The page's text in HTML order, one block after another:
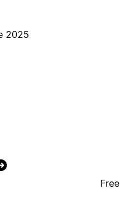
2025
Free